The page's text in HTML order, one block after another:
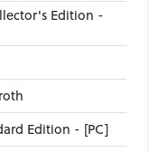
Edition -
Edition - [PC]